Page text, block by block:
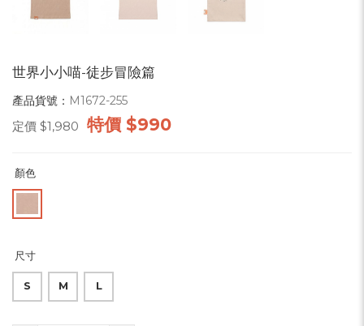
世界小小喵-徒步冒險篇
產品貨號： M1672-255
定價 $1,980 特價 $990
顏色
尺寸
S M L